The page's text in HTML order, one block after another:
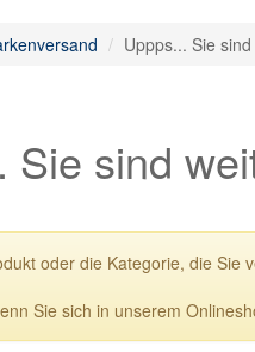
Uppps... Sie
Sie sind
oder die Kategorie, die Sie
Sie sich in unserem